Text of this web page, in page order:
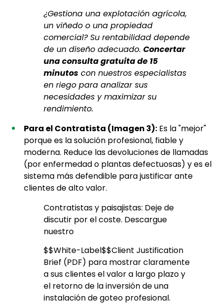
¿Gestiona una explotación agrícola,
un viñedo o una propiedad
comercial? Su rentabilidad depende
de un diseño adecuado. Concertar
una consulta gratuita de 15
minutos con nuestros especialistas
en riego para analizar sus
necesidades y maximizar su
rendimiento.
Para el Contratista (Imagen 3): Es la "mejor"
porque es la solución profesional, fiable y
moderna. Reduce las devoluciones de llamadas
(por enfermedad o plantas defectuosas) y es el
sistema más defendible para justificar ante
clientes de alto valor.
Contratistas y paisajistas: Deje de
discutir por el coste. Descargue
nuestro
$$White-Label$$Client Justification
Brief (PDF) para mostrar claramente
a sus clientes el valor a largo plazo y
el retorno de la inversión de una
instalación de goteo profesional.